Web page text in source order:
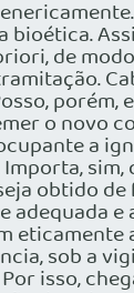
bioética.
de
o novo
a
sim,
obtido de
adequada e
eticamente
sob a
isso,